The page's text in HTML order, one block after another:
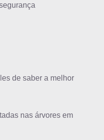
de saber a melhor
nas árvores em